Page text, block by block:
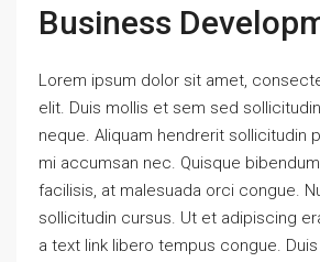
Business
Lorem ipsum dolor sit amet,
elit. Duis mollis et sem sed
neque. Aliquam hendrerit sollicitudin
mi accumsan nec. Quisque
facilisis, at malesuada orci congue.
sollicitudin cursus. Ut et adipiscing
a text link libero tempus congue.